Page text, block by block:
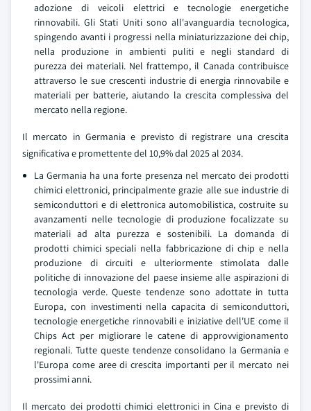
adozione di veicoli elettrici e tecnologie energetiche
rinnovabili. Gli Stati Uniti sono all'avanguardia tecnologica,
spingendo avanti i progressi nella miniaturizzazione dei chip,
nella produzione in ambienti puliti e negli standard di
purezza dei materiali. Nel frattempo, il Canada contribuisce
attraverso le sue crescenti industrie di energia rinnovabile e
materiali per batterie, aiutando la crescita complessiva del
mercato nella regione.
Il mercato in Germania e previsto di registrare una crescita
significativa e promettente del 10,9% dal 2025 al 2034.
La Germania ha una forte presenza nel mercato dei prodotti
chimici elettronici, principalmente grazie alle sue industrie di
semiconduttori e di elettronica automobilistica, costruite su
avanzamenti nelle tecnologie di produzione focalizzate su
materiali ad alta purezza e sostenibili. La domanda di
prodotti chimici speciali nella fabbricazione di chip e nella
produzione di circuiti e ulteriormente stimolata dalle
politiche di innovazione del paese insieme alle aspirazioni di
tecnologia verde. Queste tendenze sono adottate in tutta
Europa, con investimenti nella capacita di semiconduttori,
tecnologie energetiche rinnovabili e iniziative dell'UE come il
Chips Act per migliorare le catene di approvvigionamento
regionali. Tutte queste tendenze consolidano la Germania e
l'Europa come aree di crescita importanti per il mercato nei
prossimi anni.
Il mercato dei prodotti chimici elettronici in Cina e previsto di